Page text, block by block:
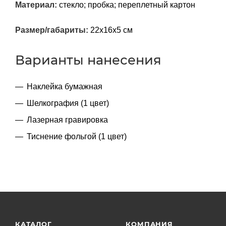
Материал: стекло; пробка; переплетный картон
Размер/габариты: 22х16х5 см
Варианты нанесения
Наклейка бумажная
Шелкография (1 цвет)
Лазерная гравировка
Тиснение фольгой (1 цвет)
КАТАЛОГ КОМПАНИЯ